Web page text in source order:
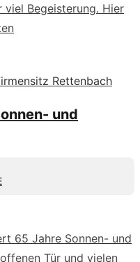
viel Begeisterung. Hier
und
65 Jahre Sonnen- und
Tür und vielen